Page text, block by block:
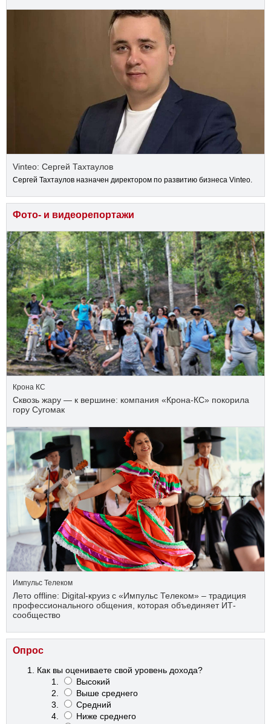
Vinteo: Сергей Тахтаулов
Сергей Тахтаулов назначен директором по развитию бизнеса Vinteo.
Фото- и видеорепортажи
Крона КС
Сквозь жару — к вершине: компания «Крона‑КС» покорила
гору Сугомак
Импульс Телеком
Лето offline: Digital-круиз с «Импульс Телеком» – традиция
профессионального общения, которая объединяет ИТ-
сообщество
Опрос
Как вы оцениваете свой уровень дохода?
Высокий
Выше среднего
Средний
Ниже среднего